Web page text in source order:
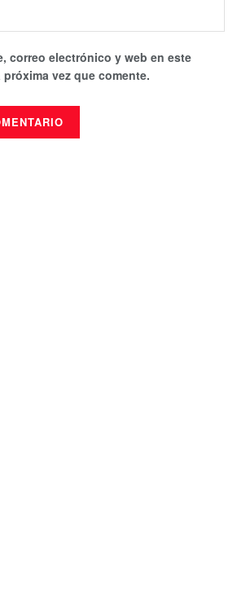
correo electrónico y web en este
vez que comente.